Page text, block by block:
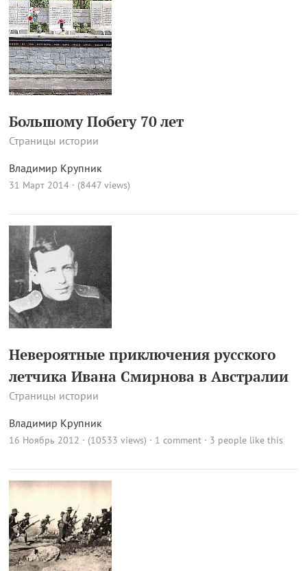
Большому Побегу 70 лет
Страницы истории
Владимир Крупник
31 Март 2014 · (8447 views)
Невероятные приключения русского
летчика Ивана Смирнова в Австралии
Страницы истории
Владимир Крупник
16 Ноябрь 2012 · (10533 views) · 1 comment · 3 people like this